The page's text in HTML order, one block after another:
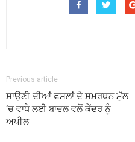
Previous article
ਸਾਉਣੀ ਦੀਆਂ ਫ਼ਸਲਾਂ ਦੇ ਸਮਰਥਨ ਮੁੱਲ
‘ਚ ਵਾਧੇ ਲਈ ਬਾਦਲ ਵਲੋਂ ਕੇਂਦਰ ਨੂੰ
ਅਪੀਲ